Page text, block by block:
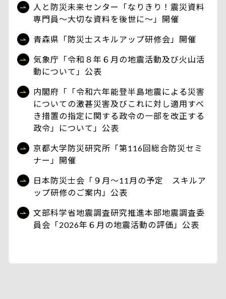
人と防災未来センター「なりきり！震災資料
専門員～大切な資料を後世に～」開催
青森県「防災士スキルアップ研修会」開催
気象庁「令和８年６月の地震活動及び火山活
動について」公表
内閣府「「令和六年能登半島地震による災害
についての激甚災害及びこれに対し適用すべ
き措置の指定に関する政令の一部を改正する
政令」について」公表
京都大学防災研究所「第116回総合防災セミ
ナー」開催
日本防災士会「９月～11月の予定 スキルア
ップ研修のご案内」公表
文部科学省地震調査研究推進本部地震調査委
員会「2026年６月の地震活動の評価」公表